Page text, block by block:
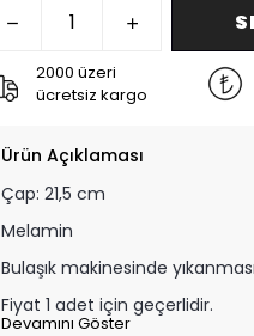
2000 üzeri
ücretsiz kargo
Ürün Açıklaması
Çap: 21,5 cm
Melamin
Bulaşık makinesinde
Fiyat 1 adet için geçerlidir.
Devamını Göster